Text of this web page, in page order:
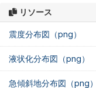
リソース
震度分布図（png）
液状化分布図（png）
急傾斜地分布図（png）